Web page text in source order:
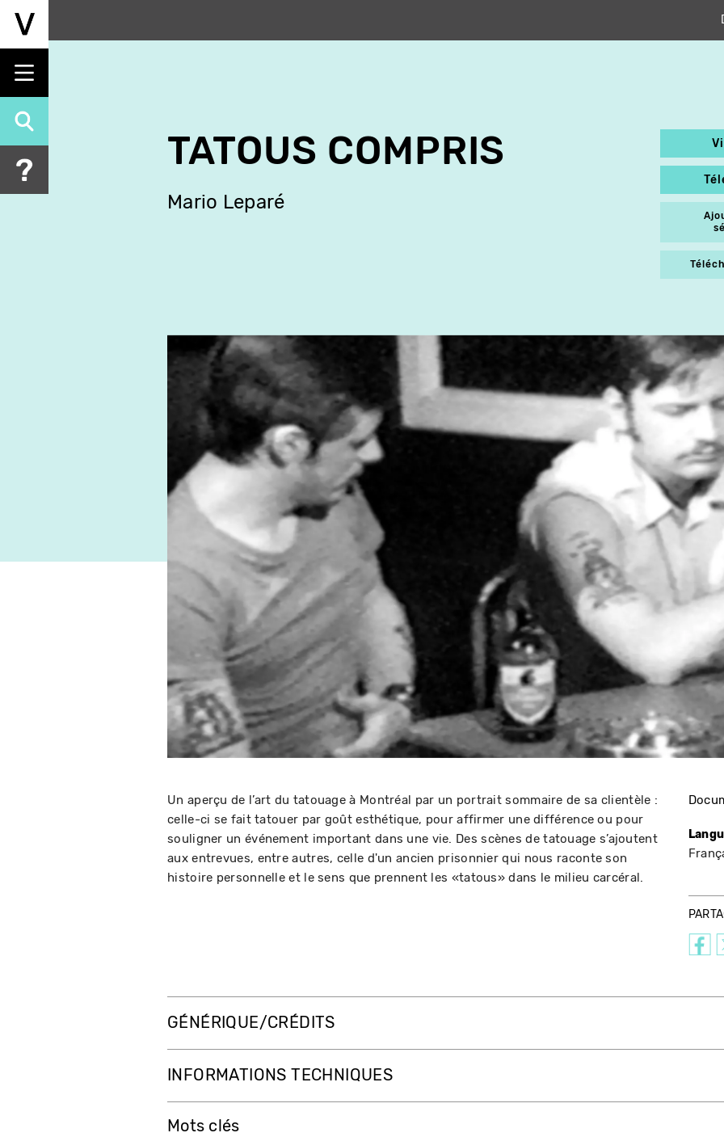
Aller
principal
TATOUS COMPRIS
Mario Leparé
Un aperçu de l’art du tatouage à Montréal par un portrait sommaire de sa clientèle :
celle-ci se fait tatouer par goût esthétique, pour affirmer une différence ou pour
souligner un événement important dans une vie. Des scènes de tatouage s’ajoutent
aux entrevues, entre autres, celle d'un ancien prisonnier qui nous raconte son
histoire personnelle et le sens que prennent les «tatous» dans le milieu carcéral.
GÉNÉRIQUE/CRÉDITS
INFORMATIONS TECHNIQUES
Mots clés